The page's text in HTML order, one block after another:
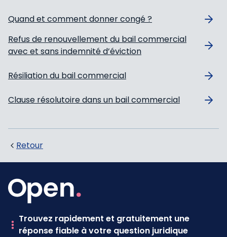
Quand et comment donner congé ?
Refus de renouvellement du bail commercial
avec et sans indemnité d’éviction
Résiliation du bail commercial
Clause résolutoire dans un bail commercial
Retour
Trouvez rapidement et gratuitement une
réponse fiable à votre question juridique